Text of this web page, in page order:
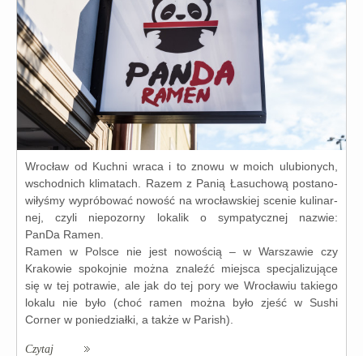
Wrocław od Kuchni wra­ca i to zno­wu w moich ulu­bio­nych,
wschod­nich kli­ma­tach. Razem z Panią Łasuchową posta­no­
wi­ły­śmy wypró­bo­wać nowość na wro­cław­skiej sce­nie kuli­nar­
nej, czy­li nie­po­zor­ny loka­lik o sym­pa­tycz­nej nazwie:
PanDa Ramen.
Ramen w Polsce nie jest nowo­ścią – w Warszawie czy
Krakowie spo­koj­nie moż­na zna­leźć miej­sca spe­cja­li­zu­ją­ce
się w tej potra­wie, ale jak do tej pory we Wrocławiu takie­go
loka­lu nie było (choć ramen moż­na było zjeść w Sushi
Corner w ponie­dział­ki, a tak­że w Parish).
Czytaj